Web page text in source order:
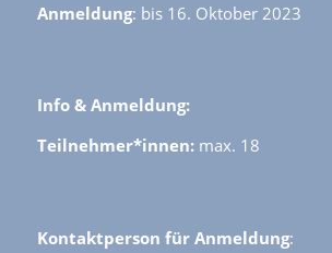
Anmeldung: bis 16. Oktober 2023
Info & Anmeldung:
Teilnehmer*innen:max. 18
Kontaktperson für Anmeldung: